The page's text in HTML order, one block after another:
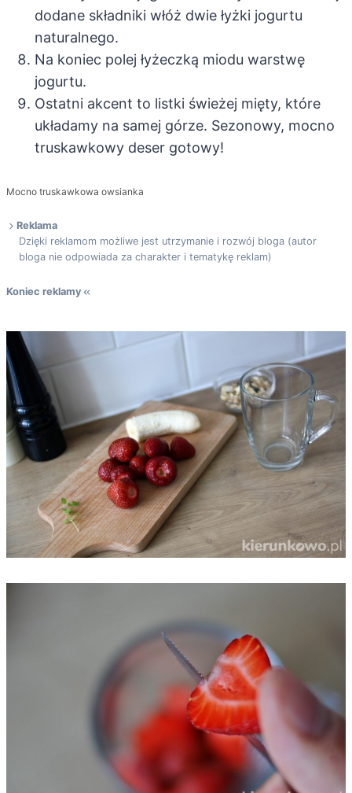
dodane składniki włóż dwie łyżki jogurtu
naturalnego.
Na koniec polej łyżeczką miodu warstwę
jogurtu.
Ostatni akcent to listki świeżej mięty, które
układamy na samej górze. Sezonowy, mocno
truskawkowy deser gotowy!
Mocno truskawkowa owsianka
Reklama
Dzięki reklamom możliwe jest utrzymanie i rozwój bloga (autor
bloga nie odpowiada za charakter i tematykę reklam)
Koniec reklamy